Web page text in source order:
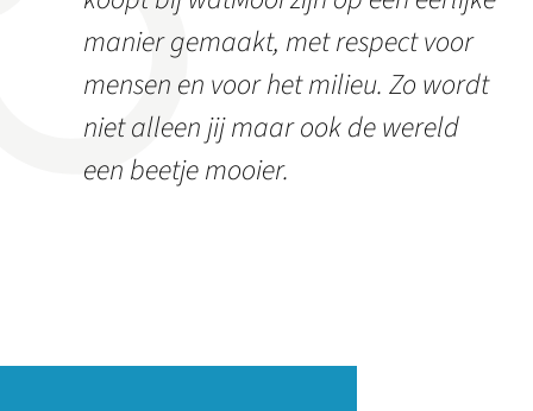
manier gemaakt, met respect voor
mensen en voor het milieu. Zo wordt
niet alleen jij maar ook de wereld
een beetje mooier.